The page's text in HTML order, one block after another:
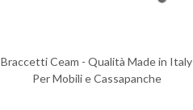
Braccetti Ceam - Qualità Made in Italy
Per Mobili e Cassapanche